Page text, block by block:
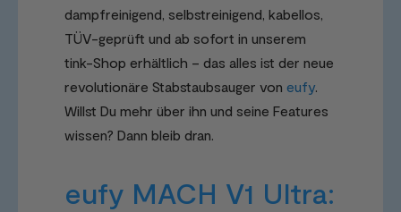
dampfreinigend, selbstreinigend, kabellos,
TÜV-geprüft und ab sofort in unserem
tink-Shop erhältlich – das alles ist der neue
revolutionäre Stabstaubsauger von eufy.
Willst Du mehr über ihn und seine Features
wissen? Dann bleib dran.
eufy MACH V1 Ultra: